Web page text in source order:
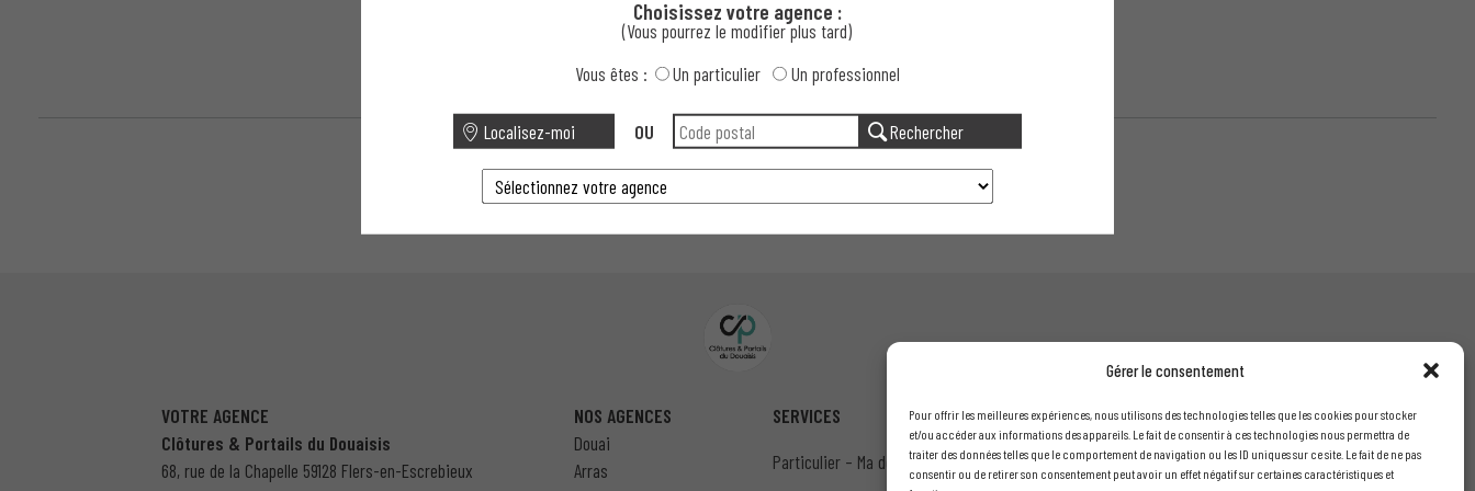
Gérer le consentement
Pour offrir les meilleures expériences, nous utilisons des technologies telles que les cookies pour stocker
et/ou accéder aux informations des appareils. Le fait de consentir à ces technologies nous permettra de
traiter des données telles que le comportement de navigation ou les ID uniques sur ce site. Le fait de ne pas
consentir ou de retirer son consentement peut avoir un effet négatif sur certaines caractéristiques et
Restons connectés
VOTRE AGENCE
Clôtures & Portails du Douaisis
68, rue de la Chapelle 59128 Flers-en-Escrebieux
NOS AGENCES
Douai
Arras
SERVICES
Particulier – Ma demande de devis
INFORMATIONS LÉGALES
Mentions légales
Conditions générales de vente
Choisissez votre agence :
(Vous pourrez le modifier plus tard)
Vous êtes :
Un particulier Un professionnel
Localisez-moi OU Rechercher